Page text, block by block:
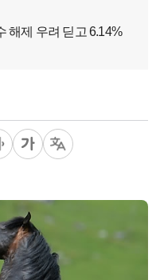
해제 우려 딛고 6.14%